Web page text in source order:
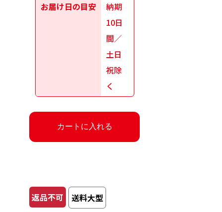
お届け日の目安
納期
10日
間／
土日
祝除
く
返品不可 送料大型